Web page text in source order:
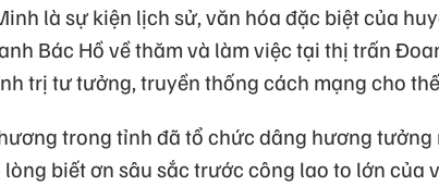
là sự kiện lịch sử, văn hóa đặc biệt của
Bác Hồ về thăm và làm việc tại thị trấn
trị tư tưởng, truyền thống cách mạng cho
trong tỉnh đã tổ chức dâng hương tưởng
biết ơn sâu sắc trước công lao to lớn của